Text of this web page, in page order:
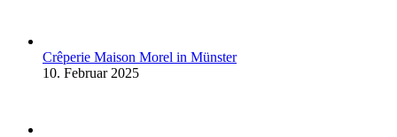
Crêperie Maison Morel in Münster
10. Februar 2025